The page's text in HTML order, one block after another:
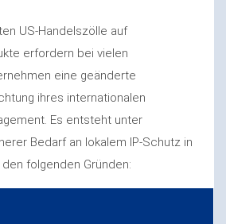
US-Handelszölle auf
erfordern bei vielen
eine geänderte
ihres internationalen
Es entsteht unter
Bedarf an lokalem IP-Schutz in
folgenden Gründen: